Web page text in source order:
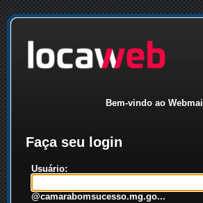
Bem-vindo ao Webmail
Faça seu login
Usuário:
@camarabomsucesso.mg.go...